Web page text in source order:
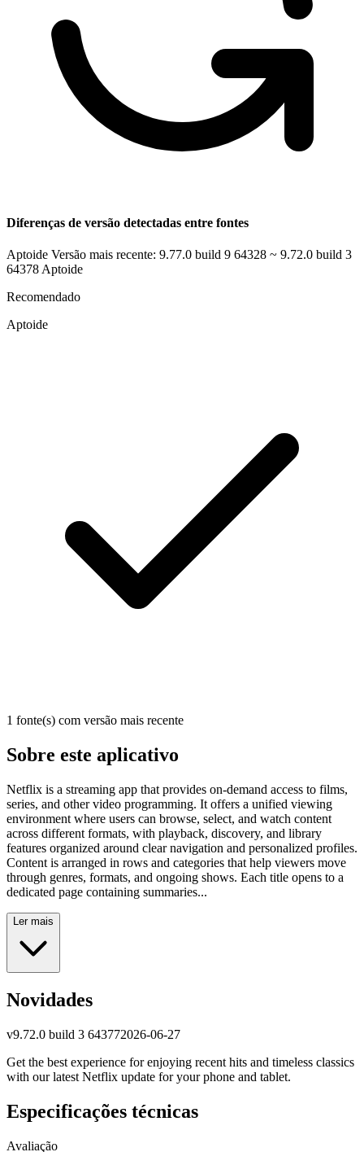
Diferenças de versão detectadas entre fontes
Aptoide Versão mais recente: 9.77.0 build 9 64328 ~ 9.72.0 build 3
64378 Aptoide
Recomendado
Aptoide
1 fonte(s) com versão mais recente
Sobre este aplicativo
Netflix is a streaming app that provides on-demand access to films,
series, and other video programming. It offers a unified viewing
environment where users can browse, select, and watch content
across different formats, with playback, discovery, and library
features organized around clear navigation and personalized profiles.
Content is arranged in rows and categories that help viewers move
through genres, formats, and ongoing shows. Each title opens to a
dedicated page containing summaries...
Ler mais
Novidades
v9.72.0 build 3 643772026-06-27
Get the best experience for enjoying recent hits and timeless classics
with our latest Netflix update for your phone and tablet.
Especificações técnicas
Avaliação